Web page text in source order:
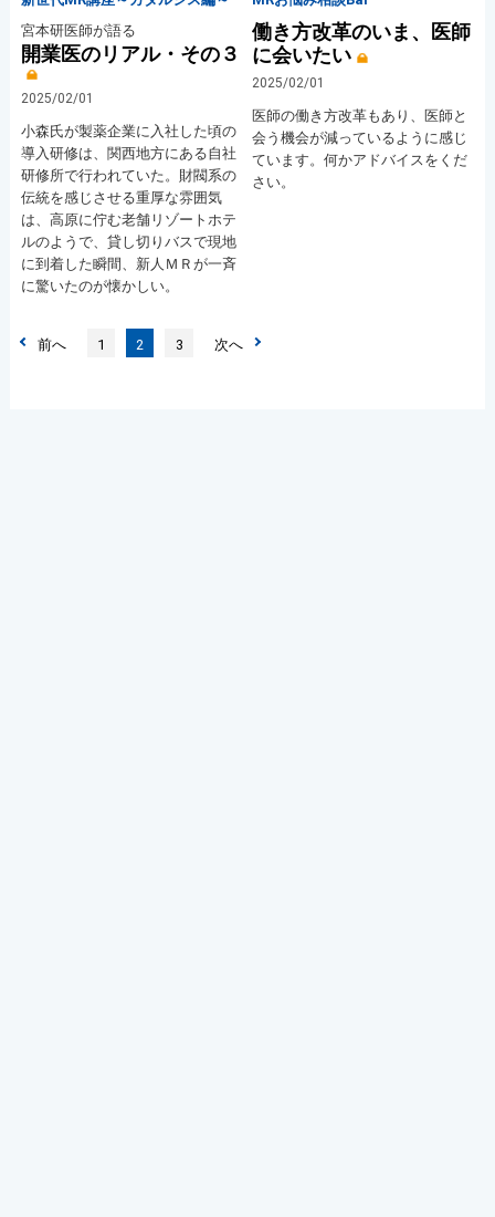
宮本研医師が語る
開業医のリアル・その３
2025/02/01
小森氏が製薬企業に入社した頃の
導入研修は、関西地方にある自社
研修所で行われていた。財閥系の
伝統を感じさせる重厚な雰囲気
は、高原に佇む老舗リゾートホテ
ルのようで、貸し切りバスで現地
に到着した瞬間、新人ＭＲが一斉
に驚いたのが懐かしい。
働き方改革のいま、医師
に会いたい
2025/02/01
医師の働き方改革もあり、医師と
会う機会が減っているように感じ
ています。何かアドバイスをくだ
さい。
前へ 1 2 3 次へ